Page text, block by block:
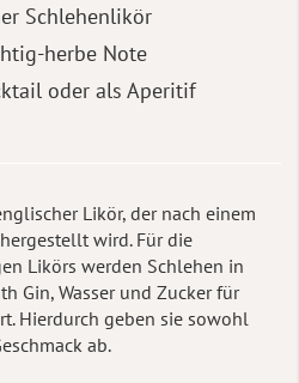
Schlehenlikör
herbe Note
oder als Aperitif
Likör, der nach einem
wird. Für die
Likörs werden Schlehen in
Gin, Wasser und Zucker für
Hierdurch geben sie sowohl
ab.